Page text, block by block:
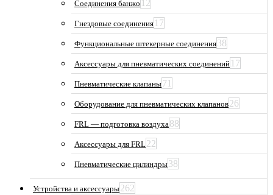
Соединения банжо 12
Гнездовые соединения 17
Функциональные штекерные соединения38
Аксессуары для пневматических соединений 17
Пневматические клапаны71
Оборудование для пневматических клапанов26
FRL — подготовка воздуха88
Аксессуары для FRL22
Пневматические цилиндры38
Устройства и аксессуары262